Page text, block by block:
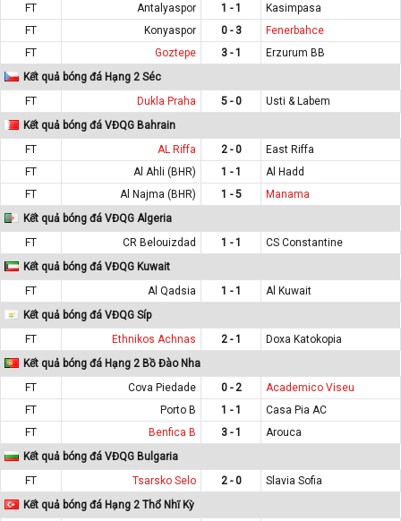
FT
Antalyaspor 1 - 1
Kasimpasa
FT
Konyaspor 0 - 3
Fenerbahce
FT
Goztepe 3 - 1
Erzurum BB
Kết quả bóng đá Hạng 2 Séc
FT
Dukla Praha 5 - 0
Usti & Labem
Kết quả bóng đá VĐQG Bahrain
FT
AL Riffa 2 - 0
East Riffa
FT
Al Ahli (BHR) 1 - 1
Al Hadd
FT
Al Najma (BHR) 1 - 5
Manama
Kết quả bóng đá VĐQG Algeria
FT
CR Belouizdad 1 - 1
CS Constantine
Kết quả bóng đá VĐQG Kuwait
FT
Al Qadsia 1 - 1
Al Kuwait
Kết quả bóng đá VĐQG Síp
FT
Ethnikos Achnas 2 - 1
Doxa Katokopia
Kết quả bóng đá Hạng 2 Bồ Đào Nha
FT
Cova Piedade 0 - 2
Academico Viseu
FT
Porto B 1 - 1
Casa Pia AC
FT
Benfica B 3 - 1
Arouca
Kết quả bóng đá VĐQG Bulgaria
FT
Tsarsko Selo 2 - 0
Slavia Sofia
Kết quả bóng đá Hạng 2 Thổ Nhĩ Kỳ